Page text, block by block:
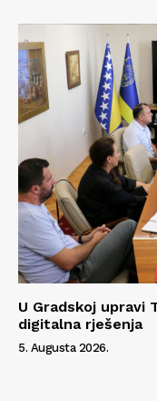
U Gradskoj upravi
digitalna rješenja
5. Augusta 2026.